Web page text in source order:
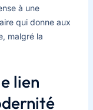
à une
qui donne aux
malgré la
lien